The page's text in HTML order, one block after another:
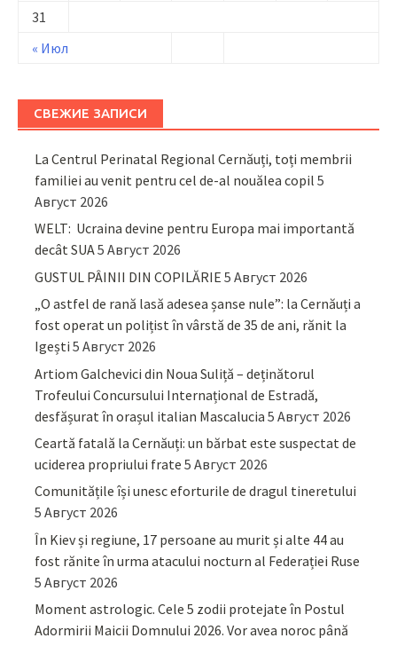
« Июл
31
СВЕЖИЕ ЗАПИСИ
La Centrul Perinatal Regional Cernăuți, toți membrii
familiei au venit pentru cel de-al nouălea copil 5
Август 2026
WELT: Ucraina devine pentru Europa mai importantă
decât SUA5 Август 2026
GUSTUL PÂINII DIN COPILĂRIE 5 Август 2026
„O astfel de rană lasă adesea șanse nule”: la Cernăuți a
fost operat un polițist în vârstă de 35 de ani, rănit la
Igești 5 Август 2026
Artiom Galchevici din Noua Suliță – deținătorul
Trofeului Concursului Internațional de Estradă,
desfășurat în orașul italian Mascalucia 5 Август 2026
Ceartă fatală la Cernăuți: un bărbat este suspectat de
uciderea propriului frate 5 Август 2026
Comunitățile își unesc eforturile de dragul tineretului
5 Август 2026
În Kiev și regiune, 17 persoane au murit și alte 44 au
fost rănite în urma atacului nocturn al Federației Ruse
5 Август 2026
Moment astrologic. Cele 5 zodii protejate în Postul
Adormirii Maicii Domnului 2026. Vor avea noroc până